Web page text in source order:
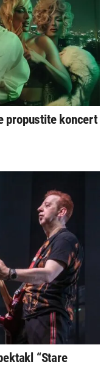
propustite koncert
“Stare